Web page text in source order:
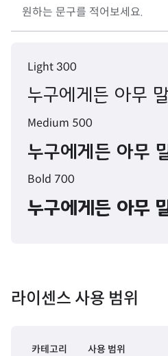
Light 300
누구에게든 아무
Medium 500
누구에게든 아무
Bold 700
누구에게든 아무
라이센스 사용 범위
카테고리 사용 범위